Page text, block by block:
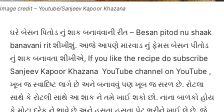
Image credit – Youtube/Sanjeev Kapoor Khazana
ઘરે બેસન પિતોડ નું શાક બનાવવાની રીત – Besan pitod nu shaak
banavani rit શીખીશું. આજે આપણે મારવાડ નું ફેમસ બેસન પીતોડ
નું શાક બનાવતા શીખીએ, If you like the recipe do subscribe
Sanjeev Kapoor Khazana YouTube channel on YouTube ,
ખૂબ જ સ્વાદિષ્ટ લાગે છે અને બનાવવું પણ ખૂબ જ સરળ છે. રોટલા
સાથે કે રોટલી સાથે આ શાક ને તમે ખાઈ શકો છો. નાના બાળકો હોય